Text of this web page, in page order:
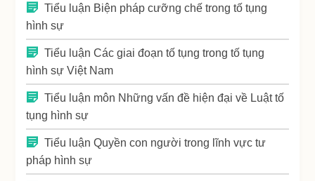
Tiểu luận Biện pháp cưỡng chế trong tố tụng
hình sự
Tiểu luận Các giai đoạn tố tụng trong tố tụng
hình sự Việt Nam
Tiểu luận môn Những vấn đề hiện đại về Luật tố
tụng hình sự
Tiểu luận Quyền con người trong lĩnh vực tư
pháp hình sự